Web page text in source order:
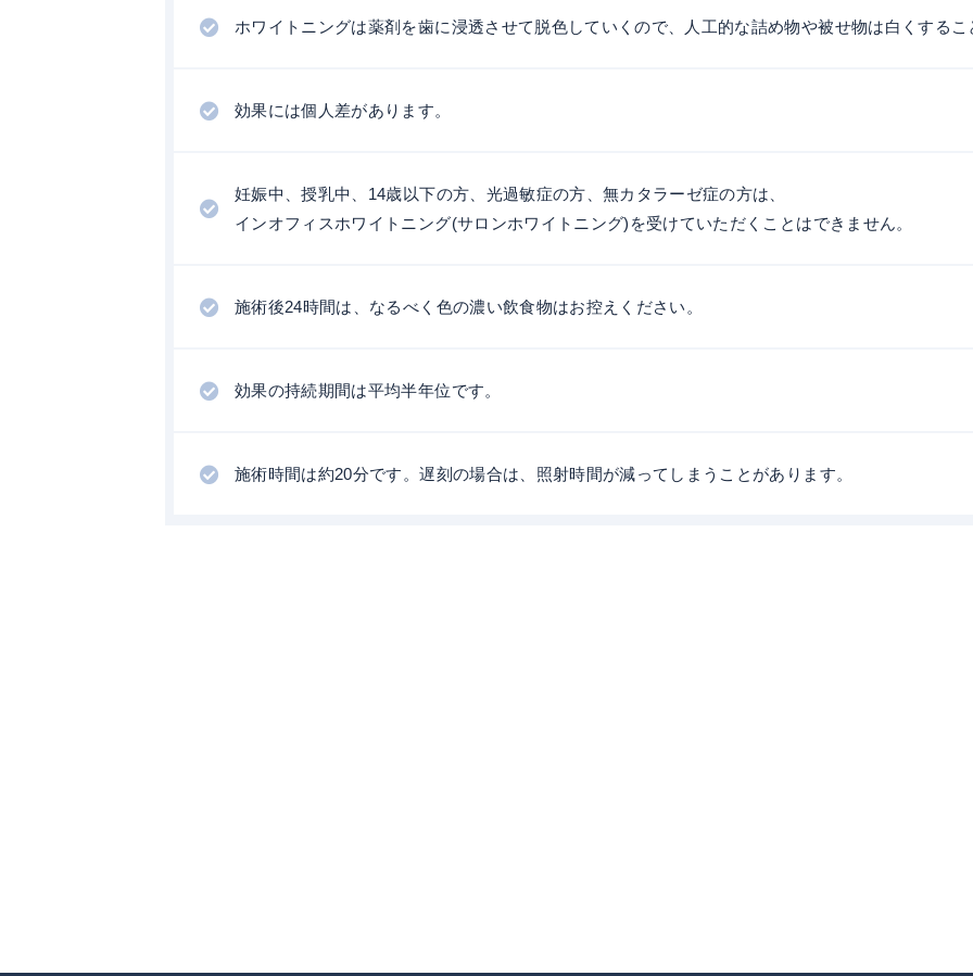
ホワイトニングは薬剤を歯に浸透させて脱色していくので、人工的な詰め物や被せ物は白くする
効果には個人差があります。
妊娠中、授乳中、14歳以下の方、光過敏症の方、無カタラーゼ症の方は、
インオフィスホワイトニング(サロンホワイトニング)を受けていただくことはできません。
施術後24時間は、なるべく色の濃い飲食物はお控えください。
効果の持続期間は平均半年位です。
施術時間は約20分です。遅刻の場合は、照射時間が減ってしまうことがあります。